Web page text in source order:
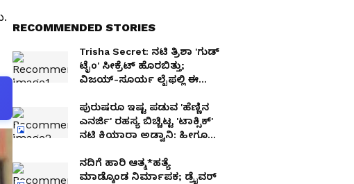
RECOMMENDED STORIES
Trisha Secret: ನಟಿ ತ್ರಿಶಾ 'ಗುಡ್
ಟೈಂ' ಸೀಕ್ರೆಟ್ ಹೊರಬಿತ್ತು;
ವಿಜಯ್-ಸೂರ್ಯ ಲೈಫಲ್ಲಿ ಈ
ಇದ್ಯಾ?
ಪುರುಷರೂ ಇಷ್ಟ ಪಡುವ 'ಹೆಣ್ಣಿನ
ಎನರ್ಜಿ' ರಹಸ್ಯ ಬಿಚ್ಚಿಟ್ಟ 'ಟಾಕ್ಸಿಕ್'
ನಟಿ ಕಿಯಾರಾ ಅಡ್ವಾನಿ: ಹೀಗೂ
ನದಿಗೆ ಹಾರಿ ಆತ್ಮ*ಹತ್ಯೆ
ಮಾಡ್ಕೊಂಡ ನಿರ್ಮಾಪಕ; ಡ್ರೈವರ್‌